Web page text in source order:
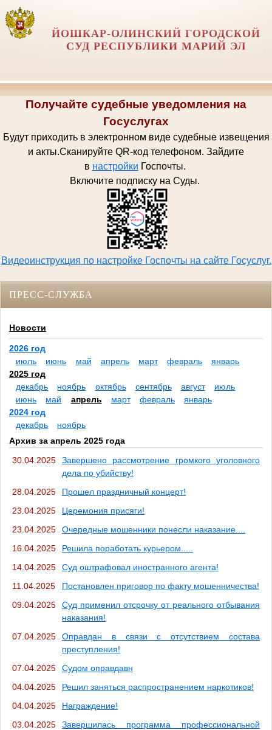
ЙОШКАР-ОЛИНСКИЙ ГОРОДСКОЙ
СУД РЕСПУБЛИКИ МАРИЙ ЭЛ
Получайте судебные уведомления на
Госуслугах
Будут приходить в электронном виде судебные извещения
и акты.Сканируйте QR-код телефоном. Зайдите
в настройки Госпочты.
Включите подписку на Суды.
Видеоинструкция по настройке Госпочты на сайте Госуслуг.
ПРЕСС-СЛУЖБА
Новости
2026 год
июль
июнь май апрель март февраль
январь
2025 год
декабрь
ноябрь октябрь сентябрь август
июль
июнь
май апрель март февраль
январь
2024 год
декабрь
ноябрь
Архив за апрель 2025 года
30.04.2025
Завершено рассмотрение громкого уголовного
дела по убийству!
28.04.2025
Прошел праздничный концерт!
23.04.2025
Церемония присяги!
23.04.2025
Очередные мошенники понесли наказание....
16.04.2025
Решила поработать курьером.....
14.04.2025
Суд оштрафовал иностранного агента!
11.04.2025
Постановлен приговор по факту мошенничества!
09.04.2025
Суд применил отсрочку от реального отбывания
наказания!
07.04.2025
Оправдан в связи с отсутствием состава
преступления!
07.04.2025
Судом оправдавн
04.04.2025
Решил заняться распространением наркотиков!
04.04.2025
Награждение!
03.04.2025
Завершилась программа профессиональной